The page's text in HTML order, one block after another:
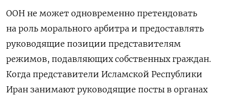
ООН не может одновременно претендовать
на роль морального арбитра и предоставлять
руководящие позиции представителям
режимов, подавляющих собственных граждан.
Когда представители Исламской Республики
Иран занимают руководящие посты в органах